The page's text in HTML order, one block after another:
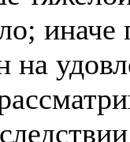
на